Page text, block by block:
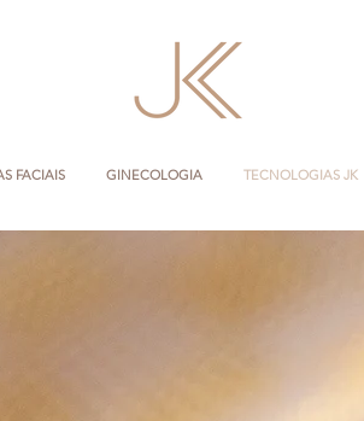
FACIAIS GINECOLOGIA TECNOLOGIAS JK